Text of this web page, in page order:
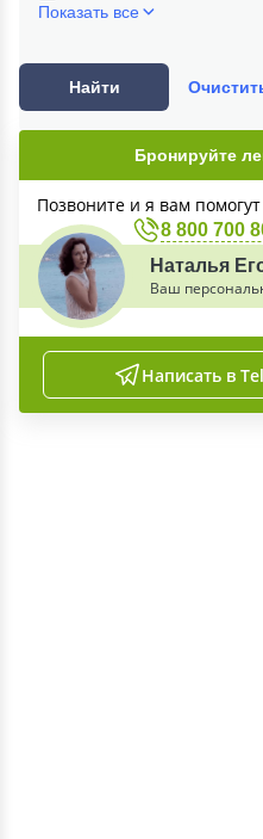
Показать все
Найти
Бронируйте
Позвоните и я вам
8 800 700
Наталья
Ваш
Написать в